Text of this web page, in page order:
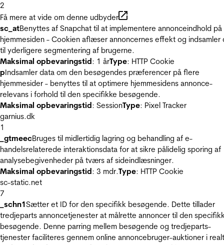
2
Få mere at vide om denne udbyder
sc_atBenyttes af Snapchat til at implementere annonceindhold på
hjemmesiden - Cookien aflæser annoncernes effekt og indsamler
til yderligere segmentering af brugerne.
Maksimal opbevaringstid: 1 årType: HTTP Cookie
pIndsamler data om den besøgendes præferencer på flere
hjemmesider - benyttes til at optimere hjemmesidens annonce-
relevans i forhold til den specifikke besøgende.
Maksimal opbevaringstid: SessionType: Pixel Tracker
garnius.dk
1
_gtmeecBruges til midlertidig lagring og behandling af e-
handelsrelaterede interaktionsdata for at sikre pålidelig sporing af
analysebegivenheder på tværs af sideindlæsninger.
Maksimal opbevaringstid: 3 mdr.Type: HTTP Cookie
sc-static.net
7
_schn1Sætter et ID for den specifikk besøgende. Dette tillader
tredjeparts annoncetjenester at målrette annoncer til den
besøgende. Denne parring mellem besøgende og tredjeparts-
tjenester faciliteres gennem online annoncebruger-auktioner i